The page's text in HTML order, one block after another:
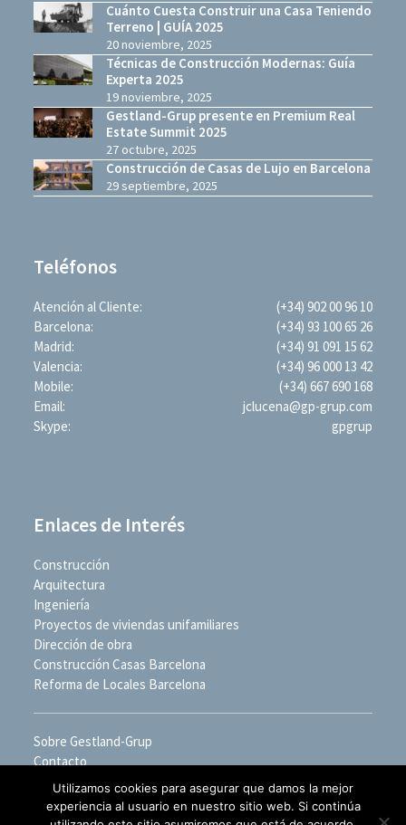
Cuánto Cuesta Construir una Casa Teniendo
Terreno | GUÍA 2025
20 noviembre, 2025
Técnicas de Construcción Modernas: Guía
Experta 2025
19 noviembre, 2025
Gestland-Grup presente en Premium Real
Estate Summit 2025
27 octubre, 2025
Construcción de Casas de Lujo en Barcelona
29 septiembre, 2025
Teléfonos
Atención al Cliente:
(+34) 902 00 96 10
Barcelona:
(+34) 93 100 65 26
Madrid:
(+34) 91 091 15 62
Valencia:
(+34) 96 000 13 42
Mobile:
(+34) 667 690 168
Email:
jclucena@gp-grup.com
Skype:
gpgrup
Enlaces de Interés
Construcción
Arquitectura
Ingeniería
Proyectos de viviendas unifamiliares
Dirección de obra
Construcción Casas Barcelona
Reforma de Locales Barcelona
Sobre Gestland-Grup
Contacto
Utilizamos cookies para asegurar que damos la mejor
experiencia al usuario en nuestro sitio web. Si continúa